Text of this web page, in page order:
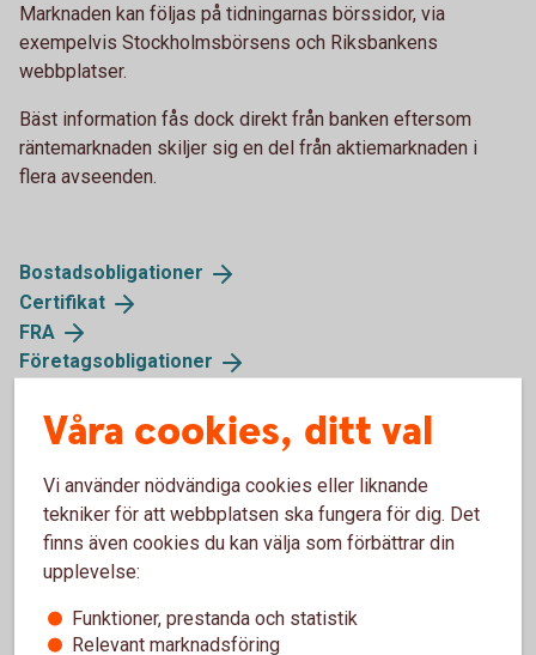
Marknaden kan följas på tidningarnas börssidor, via
exempelvis Stockholmsbörsens och Riksbankens
webbplatser.
Bäst information fås dock direkt från banken eftersom
räntemarknaden skiljer sig en del från aktiemarknaden i
flera avseenden.
Bostadsobligationer
Certifikat
FRA
Företagsobligationer
Ränteterminer
Statsobligationer
Statsskuldväxlar
Analys
Våra cookies, ditt val
Vi använder nödvändiga cookies eller liknande
tekniker för att webbplatsen ska fungera för dig. Det
finns även cookies du kan välja som förbättrar din
upplevelse:
Funktioner, prestanda och statistik
Relevant marknadsföring